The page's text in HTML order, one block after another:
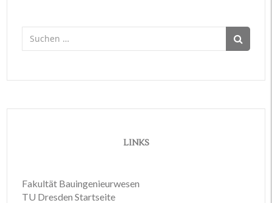
Suchen
nach:
LINKS
Fakultät Bauingenieurwesen
TU Dresden Startseite